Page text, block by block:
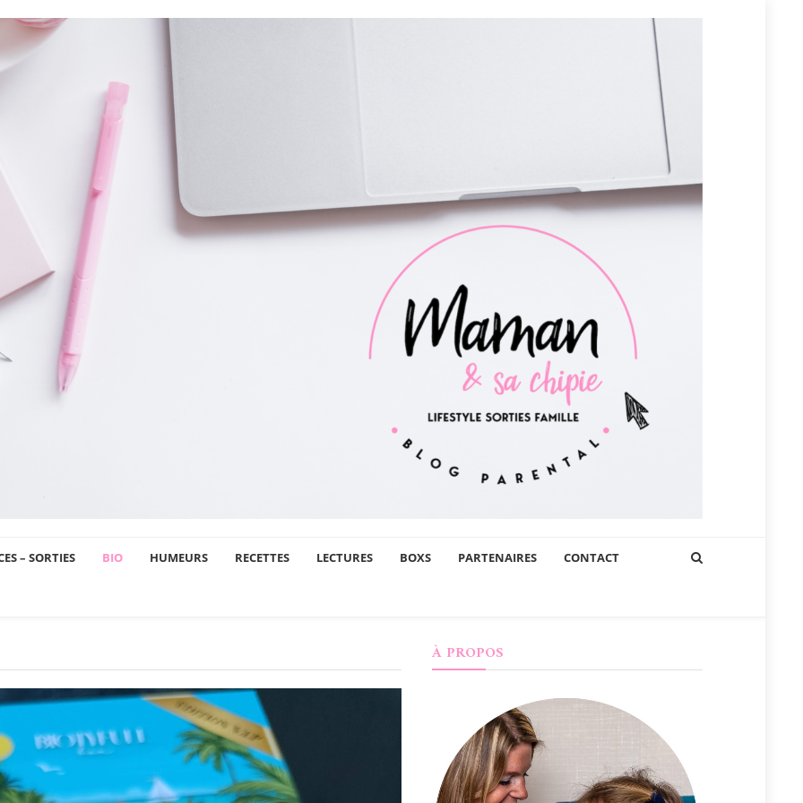
– SORTIES BIO HUMEURS RECETTES LECTURES BOXS PARTENAIRES CONTACT
À PROPOS